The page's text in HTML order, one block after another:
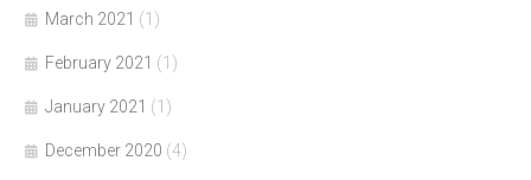
March 2021 (1)
February 2021 (1)
January 2021 (1)
December 2020 (4)